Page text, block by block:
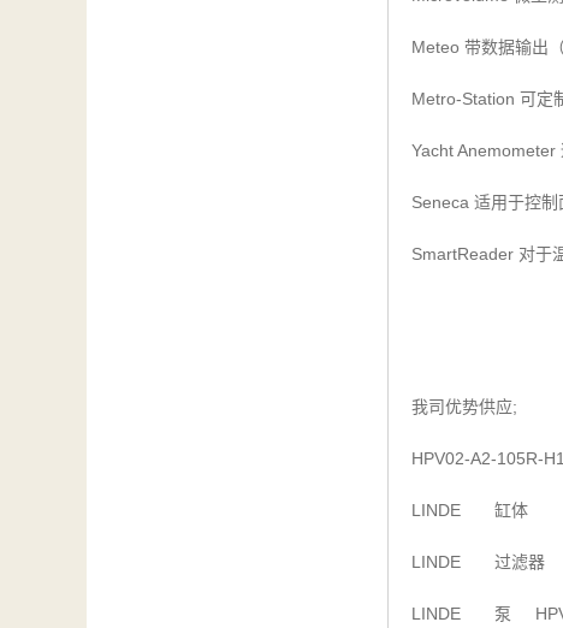
Meteo 带数据输出
Metro-Station 可定
Yacht Anemometer
Seneca 适用于控制
SmartReader 对于
我司优势供应;
HPV02-A2-105R-
LINDE 缸体
LINDE 过滤器
LINDE 泵